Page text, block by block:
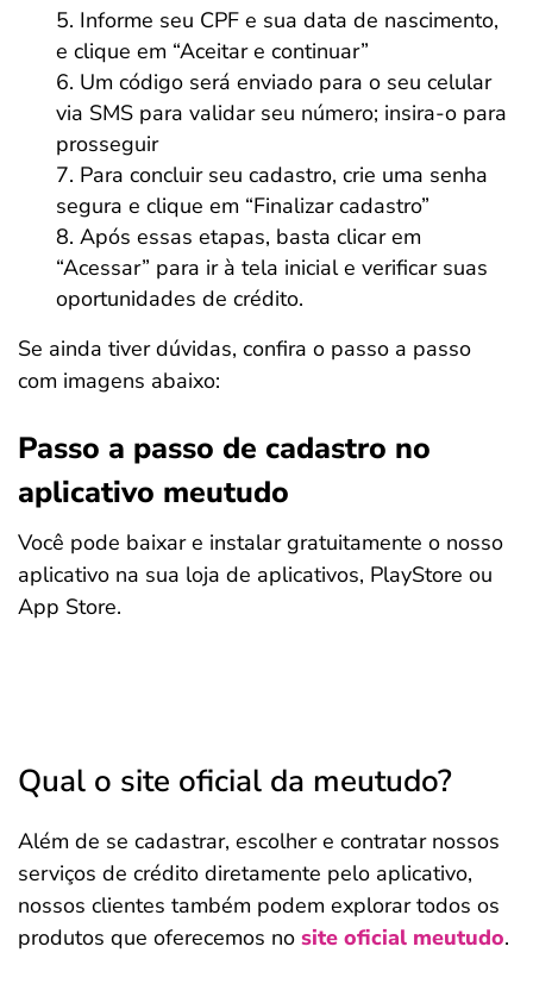
Informe seu CPF e sua data de nascimento,
e clique em “Aceitar e continuar”
Um código será enviado para o seu celular
via SMS para validar seu número; insira-o para
prosseguir
Para concluir seu cadastro, crie uma senha
segura e clique em “Finalizar cadastro”
Após essas etapas, basta clicar em
“Acessar” para ir à tela inicial e verificar suas
oportunidades de crédito.
Se ainda tiver dúvidas, confira o passo a passo
com imagens abaixo:
Passo a passo de cadastro no
aplicativo meutudo
Você pode baixar e instalar gratuitamente o nosso
aplicativo na sua loja de aplicativos, PlayStore ou
App Store.
Qual o site oficial da meutudo?
Além de se cadastrar, escolher e contratar nossos
serviços de crédito diretamente pelo aplicativo,
nossos clientes também podem explorar todos os
produtos que oferecemos no site oficial meutudo.